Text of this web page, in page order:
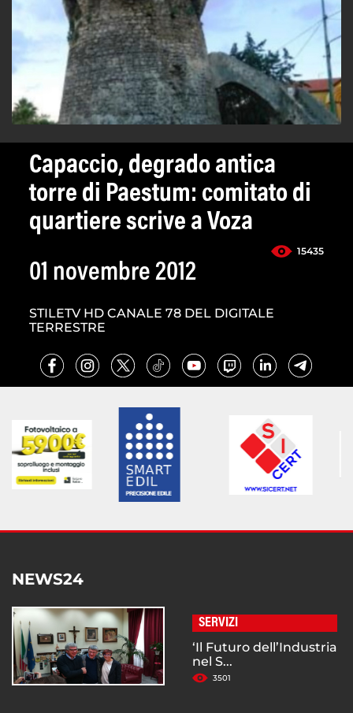
Capaccio, degrado antica
torre di Paestum: comitato di
quartiere scrive a Voza
15435
01 novembre 2012
STILETV HD CANALE 78 DEL DIGITALE
TERRESTRE
NEWS24
SERVIZI
‘Il Futuro dell’Industria
nel S...
3501